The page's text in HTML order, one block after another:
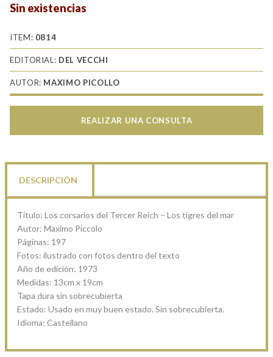
Sin existencias
ITEM: 0814
EDITORIAL: DEL VECCHI
AUTOR: MAXIMO PICOLLO
REALIZAR UNA CONSULTA
DESCRIPCIÓN
Título: Los corsarios del Tercer Reich – Los tigres del mar
Autor: Maximo Piccolo
Páginas: 197
Fotos: ilustrado con fotos dentro del texto
Año de edición: 1973
Medidas: 13cm x 19cm
Tapa dura sin sobrecubierta
Estado: Usado en muy buen estado. Sin sobrecubierta.
Idioma: Castellano